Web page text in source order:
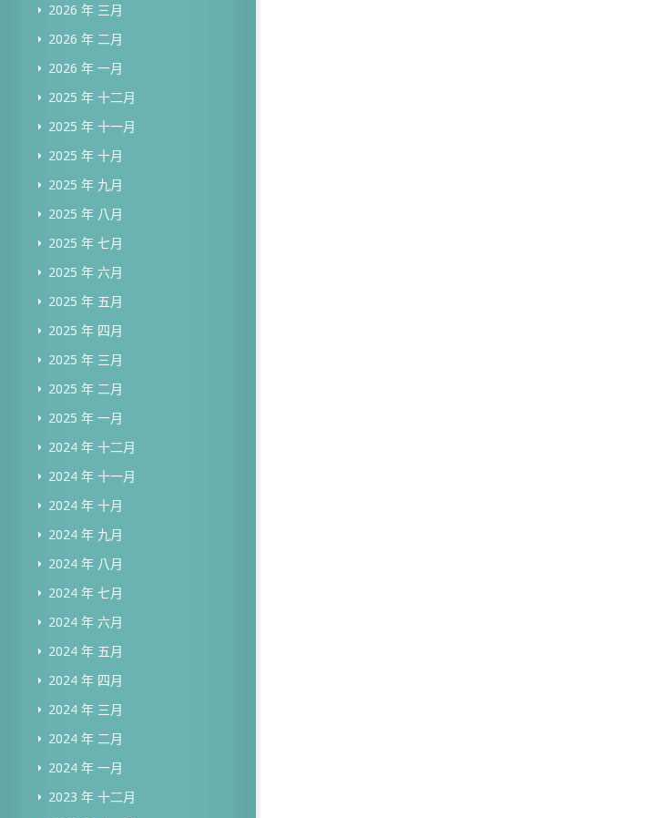
2026 年 三月
2026 年 二月
2026 年 一月
2025 年 十二月
2025 年 十一月
2025 年 十月
2025 年 九月
2025 年 八月
2025 年 七月
2025 年 六月
2025 年 五月
2025 年 四月
2025 年 三月
2025 年 二月
2025 年 一月
2024 年 十二月
2024 年 十一月
2024 年 十月
2024 年 九月
2024 年 八月
2024 年 七月
2024 年 六月
2024 年 五月
2024 年 四月
2024 年 三月
2024 年 二月
2024 年 一月
2023 年 十二月